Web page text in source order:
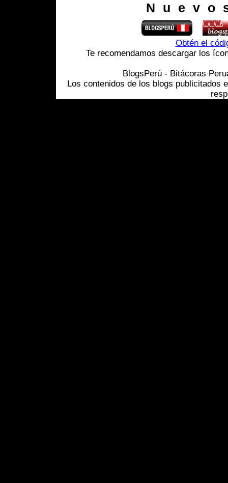
Obtén el
Te recomendamos descargar los
BlogsPerú - Bitácoras
Los contenidos de los blogs publicitados